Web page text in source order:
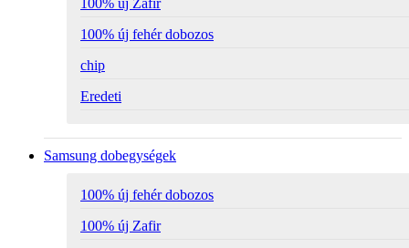
100% új Zafir
100% új fehér dobozos
chip
Eredeti
Samsung dobegységek
100% új fehér dobozos
100% új Zafir